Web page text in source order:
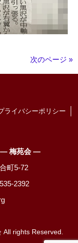
次のページ »
ライバシーポリシー
― 梅苑会 ―
町5-72
2392
rights Reserved.